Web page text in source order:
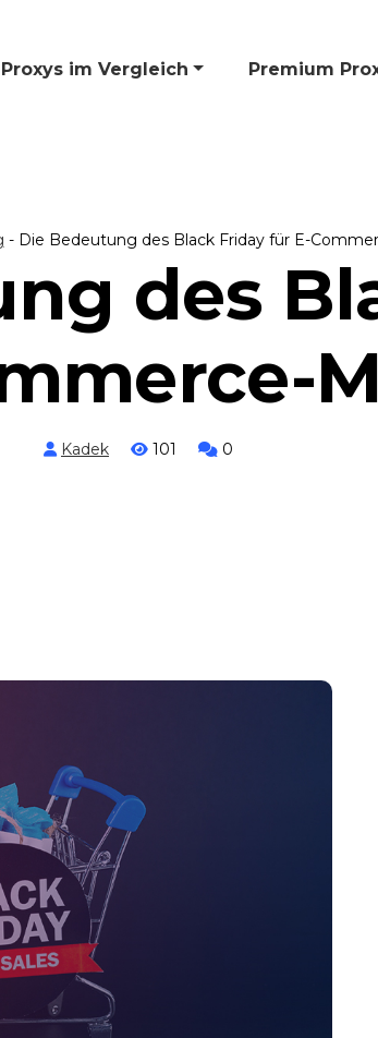
im Vergleich 🎁 Premium
- Die Bedeutung des Black Friday für E-
des
Kadek 101 0